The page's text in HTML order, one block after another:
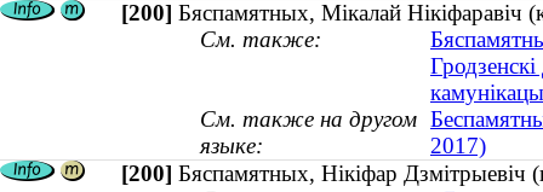
[200] Бяспамятных, Мікалай Нікіфаравіч
См. также:
См. также на другом
языке:
2017)
[200] Бяспамятных, Нікіфар